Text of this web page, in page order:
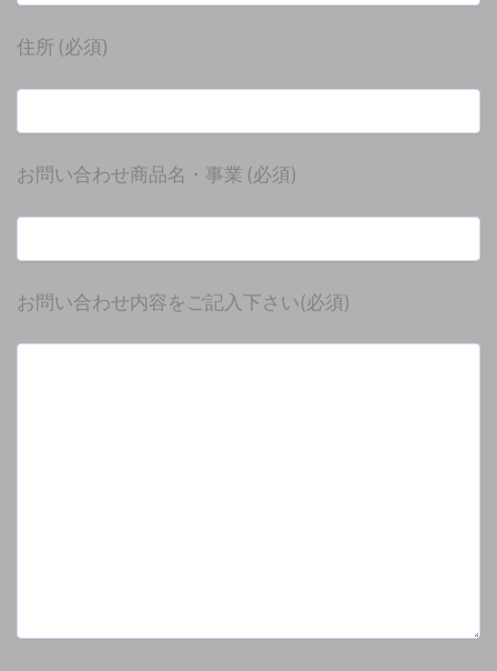
住所 (必須)
お問い合わせ商品名・事業 (必須)
お問い合わせ内容をご記入下さい(必須)